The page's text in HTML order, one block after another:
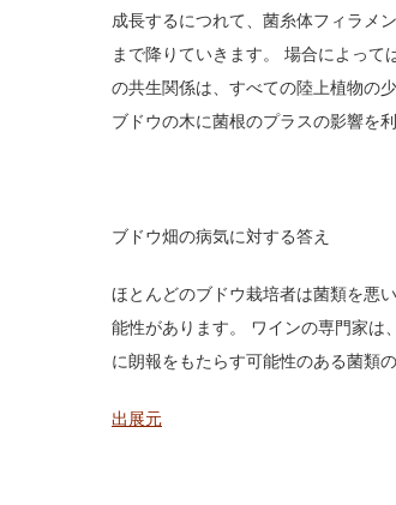
成長するにつれて、菌糸体フィラメ
まで降りていきます。 場合によって
の共生関係は、すべての陸上植物の
ブドウの木に菌根のプラスの影響を
ブドウ畑の病気に対する答え
ほとんどのブドウ栽培者は菌類を悪
能性があります。 ワインの専門家は
に朗報をもたらす可能性のある菌類
出展元